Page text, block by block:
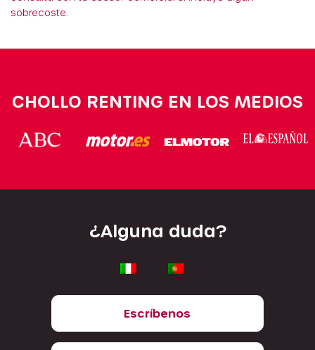
sobrecoste.
CHOLLO RENTING EN LOS MEDIOS
¿Alguna duda?
Escríbenos